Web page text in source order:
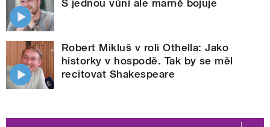
S jednou vůní ale marně bojuje
Robert Mikluš v roli Othella: Jako
historky v hospodě. Tak by se měl
recitovat Shakespeare